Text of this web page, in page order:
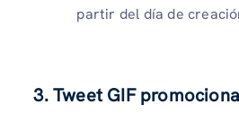
partir del día de
3. Tweet GIF